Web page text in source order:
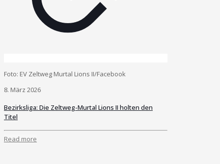
Foto: EV Zeltweg Murtal Lions II/Facebook
8. März 2026
Bezirksliga: Die Zeltweg-Murtal Lions II holten den
Titel
Read more